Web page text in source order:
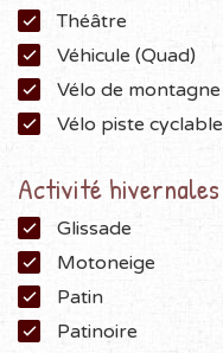
Théâtre
Véhicule (Quad)
Vélo de montagne
Vélo piste cyclable
Activité hivernales
Glissade
Motoneige
Patin
Patinoire